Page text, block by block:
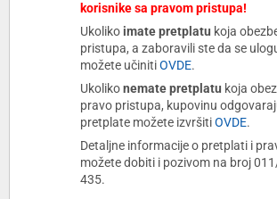
korisnike sa pravom pristupa!
Ukoliko imate pretplatu koja
pristupa, a zaboravili ste da se
možete učinitiOVDE.
Ukolikonemate pretplatu koja
pravo pristupa, kupovinu
pretplate možete izvršitiOVDE.
Detaljne informacije o pretplati i
možete dobiti i pozivom na broj
435.